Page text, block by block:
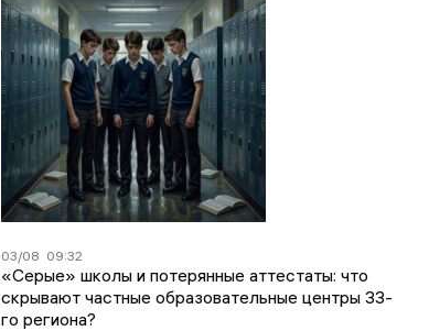
03/08 09:32
«Серые» школы и потерянные аттестаты: что
скрывают частные образовательные центры 33-
го региона?